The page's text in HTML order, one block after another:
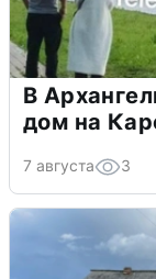
В
дом на
7 августа 3